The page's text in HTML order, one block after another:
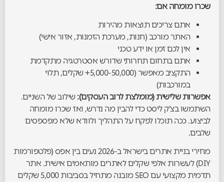
שכרו מומחה אם:
אתם צריכים תוצאות מהירות
האתר מורכב (חנות, מערכת הזמנות, אזור אישי)
אין לכם זמן או ידע טכני
אתם בתחום תחרותי שדורש אסטרטגיה מתקדמת
התקציב מאפשר (5,000-50,000+ שקלים, תלוי
במורכבות)
אפשרות שלישית (מומלצת לרוב העסקים): שילוב של השניים.
השתמשו בצ'ק ליסט כדי להבין מה נדרש, ואז שכרו מומחה
לביצוע. ככה תוכלו לפקח על התהליך ולוודא שלא מפספסים
שלבים.
מחירי בניית אתרים בישראל ב-2026 נעים בין אפס (פלטפורמות
DIY) לעשרות אלפי שקלים לאתרים מותאמים אישית. אתר
תדמית מקצועי עם SEO מובנה מתחיל בסביבות 5,000 שקלים